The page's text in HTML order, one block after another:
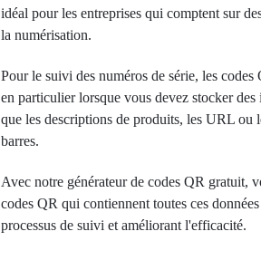
idéal pour les entreprises qui comptent sur
la numérisation.
Pour le suivi des numéros de série, les
en particulier lorsque vous devez stocker
que les descriptions de produits, les URL ou
barres.
Avec notre générateur de codes QR gratuit,
codes QR qui contiennent toutes ces
processus de suivi et améliorant l'efficacité.